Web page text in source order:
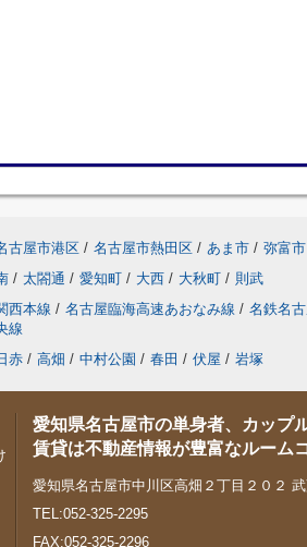
古屋市港区 / 名古屋市熱田区 / あま市 / 弥富市
/ 太閤通 / 愛知町 / 大西 / 大秋町 / 則武
西本線 / 名古屋臨海高速あおなみ線 / 名鉄名
線
赤 / 高畑 / 中村公園 / 春田 / 伏屋 / 岩塚
愛知県名古屋市の単身者、カップ
賃貸は不動産情報が豊富なルーム
愛知県名古屋市中川区高畑２丁目２０２
TEL:052-325-2295
FAX:052-325-2296